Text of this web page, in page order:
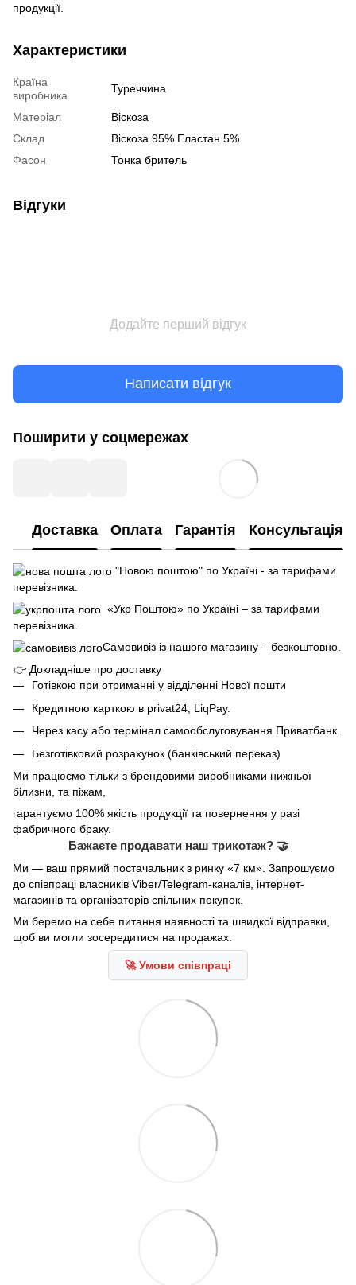
продукції.
Характеристики
Країна
виробника
Туреччина
Матеріал
Віскоза
Склад
Віскоза 95% Еластан 5%
Фасон
Тонка бритель
Відгуки
Додайте перший відгук
Написати відгук
Поширити у соцмережах
Доставка Оплата Гарантія Консультація
"Новою поштою" по Україні - за тарифами
перевізника.
«Укр Поштою» по Україні – за тарифами
перевізника.
Самовивіз із нашого магазину – безкоштовно.
👉 Докладніше про доставку
Готівкою при отриманні у відділенні Нової пошти
Кредитною карткою в privat24, LiqPay.
Через касу або термінал самообслуговування Приватбанк.
Безготівковий розрахунок (банківський переказ)
Ми працюємо тільки з брендовими виробниками нижньої
білизни, та піжам,
гарантуємо 100% якість продукції та повернення у разі
фабричного браку.
Бажаєте продавати наш трикотаж? 🤝
Ми — ваш прямий постачальник з ринку «7 км». Запрошуємо
до співпраці власників Viber/Telegram-каналів, інтернет-
магазинів та організаторів спільних покупок.
Ми беремо на себе питання наявності та швидкої відправки,
щоб ви могли зосередитися на продажах.
🚀 Умови співпраці